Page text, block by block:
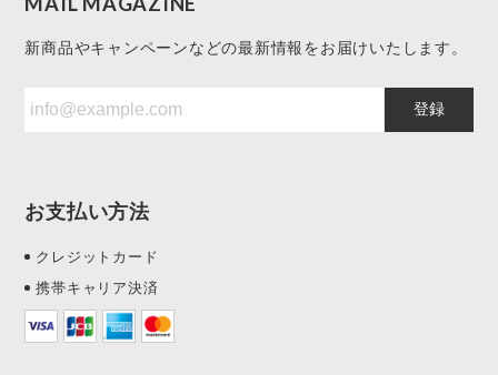
新商品やキャンペーンなどの最新情報をお届けいたします。
登録
お支払い方法
クレジットカード
携帯キャリア決済